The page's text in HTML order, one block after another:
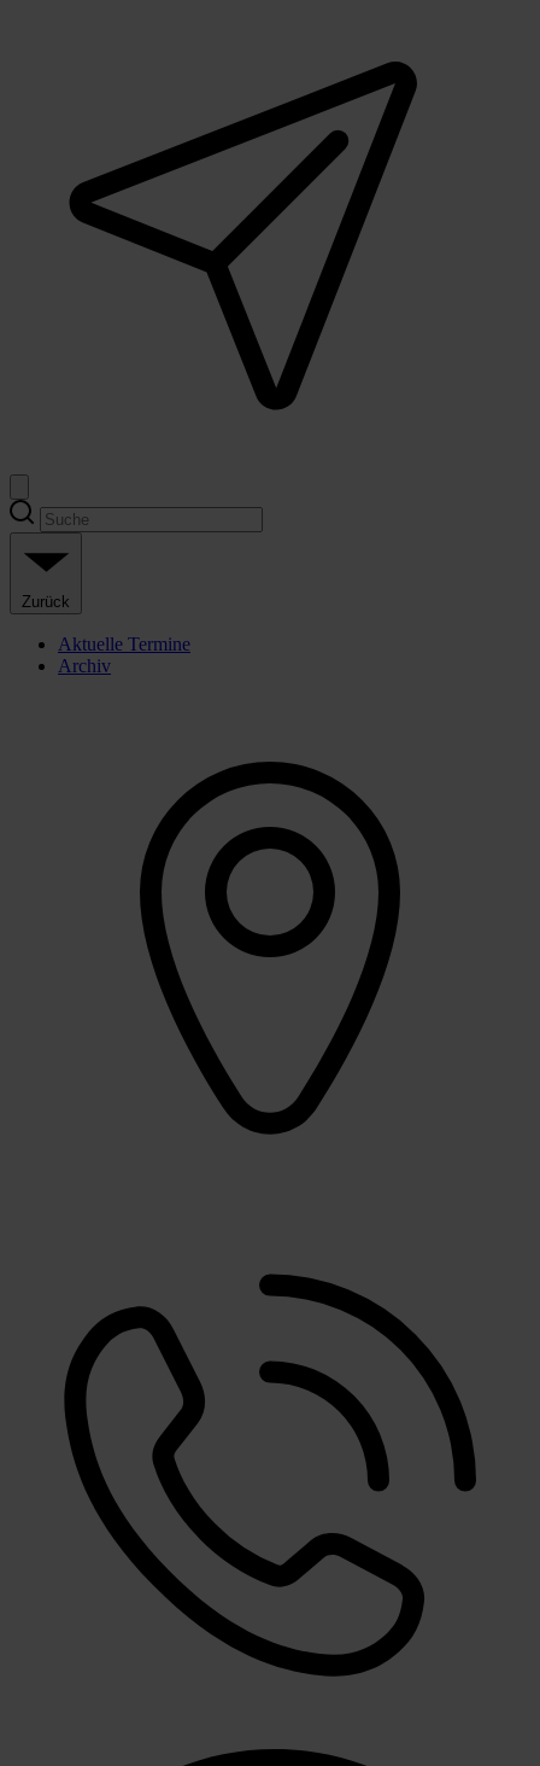
Zurück
Aktuelle Termine
Archiv